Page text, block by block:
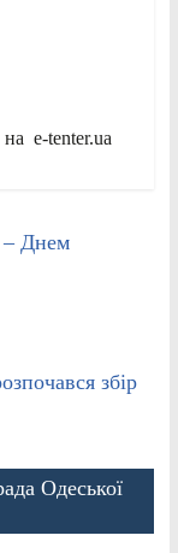
e-tenter.ua
– Днем
збір
Одеської